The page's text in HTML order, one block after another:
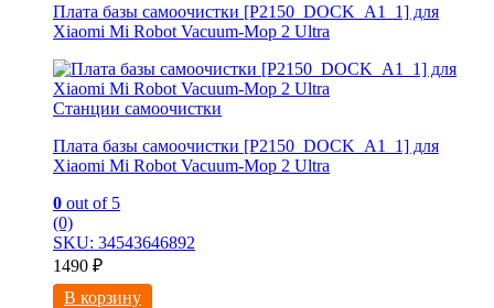
Плата базы самоочистки [P2150_DOCK_A1_1] для
Xiaomi Mi Robot Vacuum-Mop 2 Ultra
Станции самоочистки
Плата базы самоочистки [P2150_DOCK_A1_1] для
Xiaomi Mi Robot Vacuum-Mop 2 Ultra
0 out of 5
(0)
SKU: 34543646892
1490 ₽
В корзину